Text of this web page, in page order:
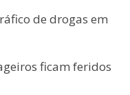
de drogas em
ficam feridos